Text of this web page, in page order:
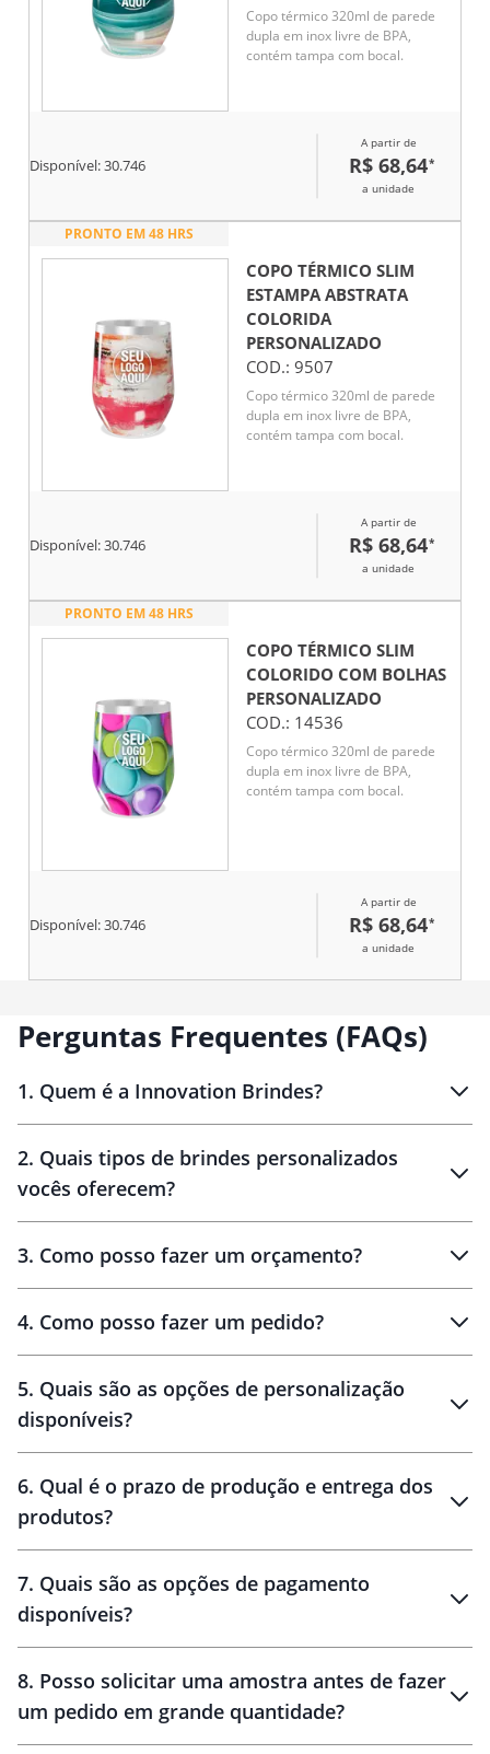
Copo térmico 320ml de parede
dupla em inox livre de BPA,
contém tampa com bocal.
Disponível:30.746
A partir de
R$ 68,64*
a unidade
PRONTO EM 48 HRS
COPO TÉRMICO SLIM
ESTAMPA ABSTRATA
COLORIDA
PERSONALIZADO
COD.: 9507
Copo térmico 320ml de parede
dupla em inox livre de BPA,
contém tampa com bocal.
Disponível:30.746
A partir de
R$ 68,64*
a unidade
PRONTO EM 48 HRS
COPO TÉRMICO SLIM
COLORIDO COM BOLHAS
PERSONALIZADO
COD.: 14536
Copo térmico 320ml de parede
dupla em inox livre de BPA,
contém tampa com bocal.
Disponível:30.746
A partir de
R$ 68,64*
a unidade
Perguntas Frequentes (FAQs)
1. Quem é a Innovation Brindes?
Brindes personalizados
2. Quais tipos de brindes personalizados
vocês oferecem?
personalizados
3. Como posso fazer um orçamento?
brinde
personalização
4. Como posso fazer um pedido?
amostra virtual
5. Quais são as opções de personalização
disponíveis?
6. Qual é o prazo de produção e entrega dos
produtos?
10 dias
brinde
48 horas
7. Quais são as opções de pagamento
disponíveis?
8. Posso solicitar uma amostra antes de fazer
um pedido em grande quantidade?